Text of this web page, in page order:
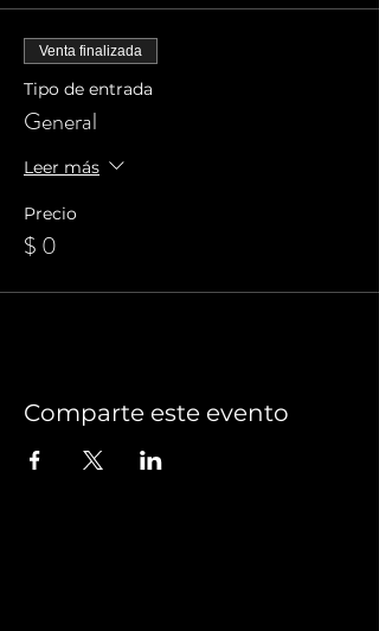
Venta finalizada
Tipo de entrada
General
Leer más
Precio
$ 0
Comparte este evento